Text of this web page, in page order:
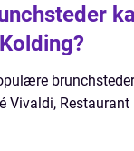
Vivaldi,